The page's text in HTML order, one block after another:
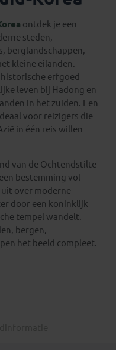
ontdek je een
steden,
berglandschappen,
kleine eilanden.
erfgoed
leven bij Hadong en
in het zuiden. Een
voor reizigers die
in één reis willen
van de Ochtendstilte
bestemming vol
over moderne
door een koninklijk
tempel wandelt.
bergen,
het beeld compleet.